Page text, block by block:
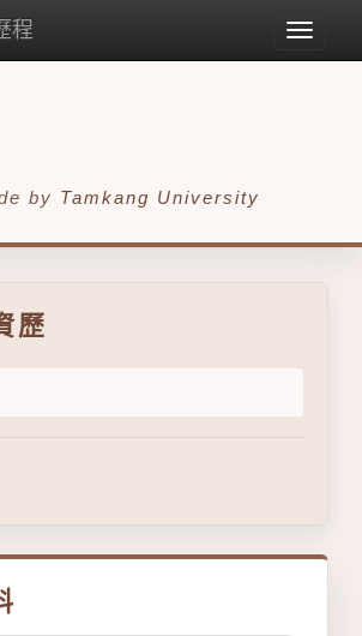
Toggle
程
by Tamkang University
歷